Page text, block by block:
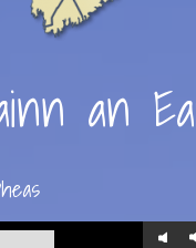
an